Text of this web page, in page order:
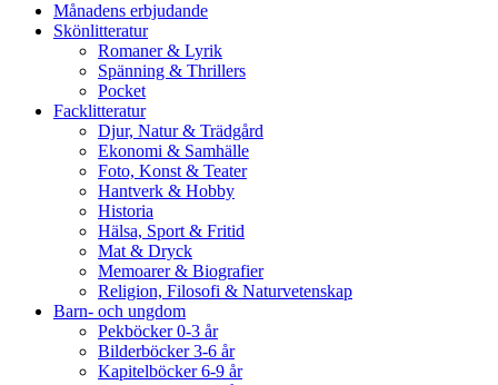
Månadens erbjudande
Skönlitteratur
Romaner & Lyrik
Spänning & Thrillers
Pocket
Facklitteratur
Djur, Natur & Trädgård
Ekonomi & Samhälle
Foto, Konst & Teater
Hantverk & Hobby
Historia
Hälsa, Sport & Fritid
Mat & Dryck
Memoarer & Biografier
Religion, Filosofi & Naturvetenskap
Barn- och ungdom
Pekböcker 0-3 år
Bilderböcker 3-6 år
Kapitelböcker 6-9 år